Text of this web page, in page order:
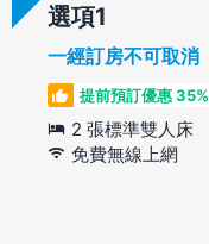
選項
一經訂房不可取消
提前預訂優惠 35%
2 張標準雙人床
免費無線上網